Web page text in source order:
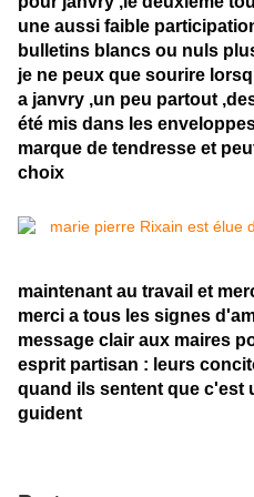
une aussi faible
bulletins blancs ou nuls
je ne peux que sourire
a janvry ,un peu partout
été mis dans les
marque de tendresse et
choix
maintenant au travail et
merci a tous les signes
message clair aux maires
esprit partisan : leurs
quand ils sentent que c'est
guident